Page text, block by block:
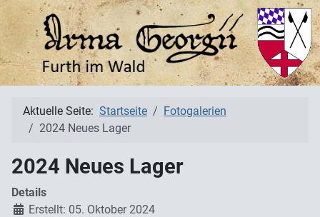
Aktuelle Seite: Startseite
Fotogalerien
2024 Neues Lager
2024 Neues Lager
Details
Erstellt: 05. Oktober 2024